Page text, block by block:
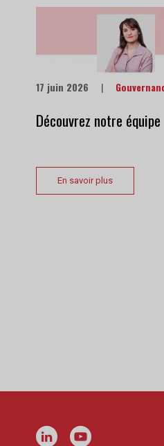
17 juin 2026 |
Découvrez notre équipe
En savoir plus